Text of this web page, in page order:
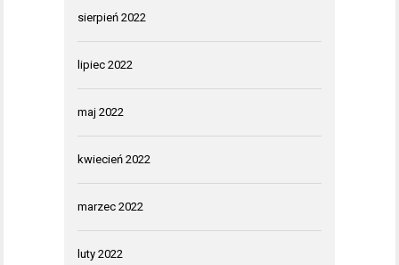
sierpień 2022
lipiec 2022
maj 2022
kwiecień 2022
marzec 2022
luty 2022